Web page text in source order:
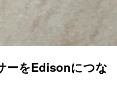
ーをEdisonにつな